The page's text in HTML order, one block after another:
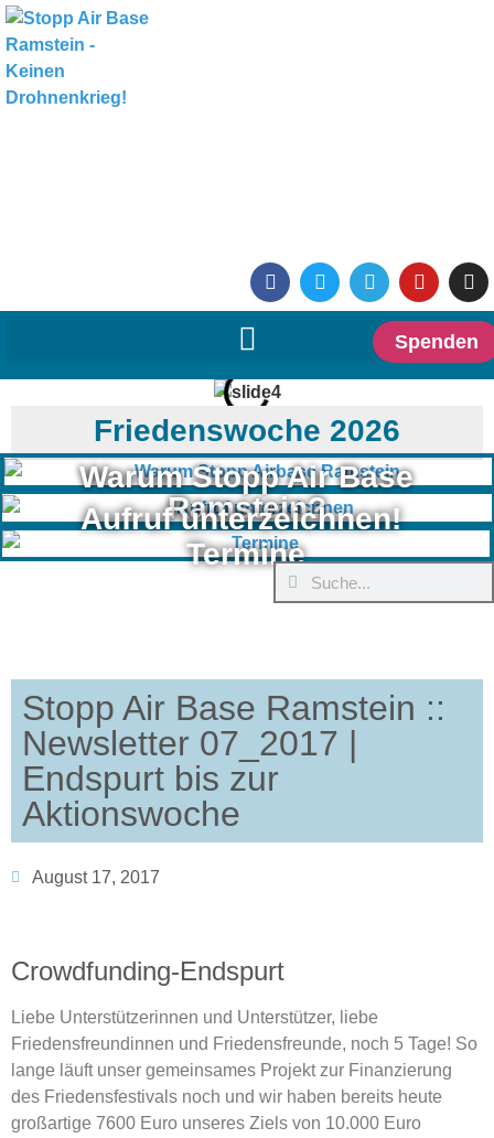
Spenden
Friedenswoche 2026
Warum Stopp Air Base
Ramstein?
Aufruf unterzeichnen!
Termine
Stopp Air Base Ramstein ::
Newsletter 07_2017 |
Endspurt bis zur
Aktionswoche
August 17, 2017
Crowdfunding-Endspurt
Liebe Unterstützerinnen und Unterstützer, liebe
Friedensfreundinnen und Friedensfreunde, noch 5 Tage! So
lange läuft unser gemeinsames Projekt zur Finanzierung
des Friedensfestivals noch und wir haben bereits heute
großartige 7600 Euro unseres Ziels von 10.000 Euro